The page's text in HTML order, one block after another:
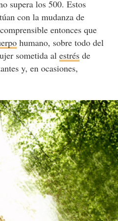
supera los 500. Estos
con la mudanza de
entonces que
humano, sobre todo del
sometida al estrésde
y, en ocasiones,